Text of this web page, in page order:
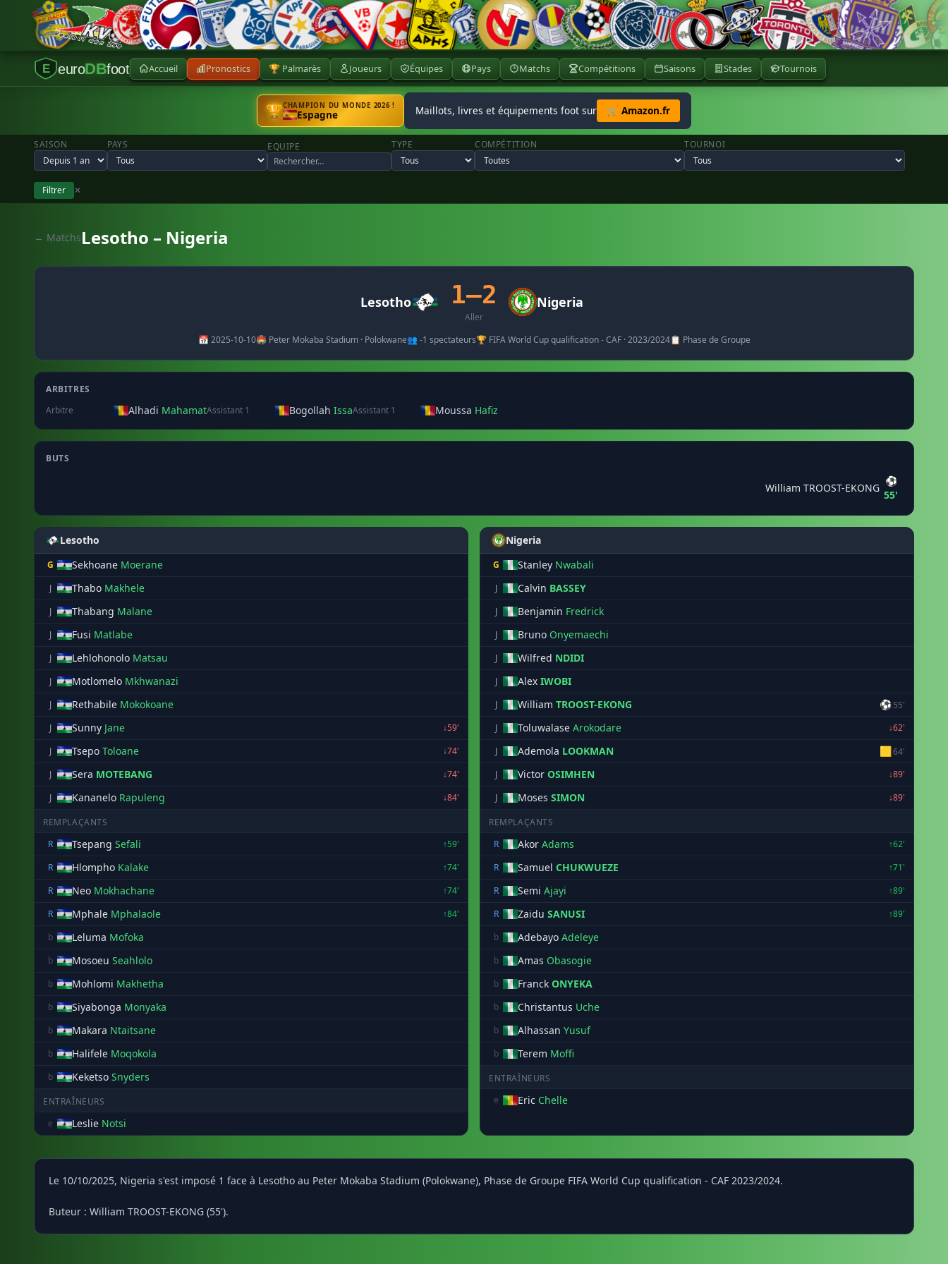
E euroDBfoot Accueil Pronostics 🏆 Palmarès Joueurs Équipes Pays Matchs Compétitions Saisons Stades Tournois
🏆CHAMPION DU MONDE 2026 !
Espagne Maillots, livres et équipements foot sur 🛒 Amazon.fr
SAISON PAYS EQUIPE TYPE COMPÉTITION TOURNOI
Filtrer ✕
← MatchsLesotho – Nigeria
Lesotho 1–2
Aller
Nigeria
📅 2025-10-10🏟️ Peter Mokaba Stadium · Polokwane👥 -1 spectateurs🏆 FIFA World Cup qualification - CAF · 2023/2024📋 Phase de Groupe
ARBITRES
Arbitre
Alhadi MahamatAssistant 1 Bogollah IssaAssistant 1 Moussa Hafiz
BUTS
William TROOST-EKONG
⚽
55'
Lesotho
G Sekhoane Moerane
J Thabo Makhele
J Thabang Malane
J Fusi Matlabe
J Lehlohonolo Matsau
J Motlomelo Mkhwanazi
J Rethabile Mokokoane
J Sunny Jane
↓59'
J
Tsepo Toloane
↓74'
J
Sera MOTEBANG
↓74'
J
Kananelo Rapuleng ↓84'
REMPLAÇANTS
R
Tsepang Sefali
↑59'
R
Hlompho Kalake
↑74'
R
Neo Mokhachane
↑74'
R
Mphale Mphalaole
↑84'
b
Leluma Mofoka
b Mosoeu Seahlolo
b Mohlomi Makhetha
b Siyabonga Monyaka
b Makara Ntaitsane
b Halifele Moqokola
b Keketso Snyders
ENTRAÎNEURS
e
Leslie Notsi
Nigeria
G Stanley Nwabali
J Calvin BASSEY
J Benjamin Fredrick
J Bruno Onyemaechi
J Wilfred NDIDI
J Alex IWOBI
J William TROOST-EKONG ⚽ 55'
J
Toluwalase Arokodare
↓62'
J
Ademola LOOKMAN 🟨64'
J
Victor OSIMHEN
↓89'
J
Moses SIMON ↓89'
REMPLAÇANTS
R
Akor Adams
↑62'
R
Samuel CHUKWUEZE
↑71'
R
Semi Ajayi
↑89'
R
Zaidu SANUSI
↑89'
b
Adebayo Adeleye
b Amas Obasogie
b Franck ONYEKA
b Christantus Uche
b Alhassan Yusuf
b Terem Moffi
ENTRAÎNEURS
e
Eric Chelle
Le 10/10/2025, Nigeria s'est imposé 1 face à Lesotho au Peter Mokaba Stadium (Polokwane), Phase de Groupe FIFA World Cup qualification - CAF 2023/2024.
Buteur : William TROOST-EKONG (55').